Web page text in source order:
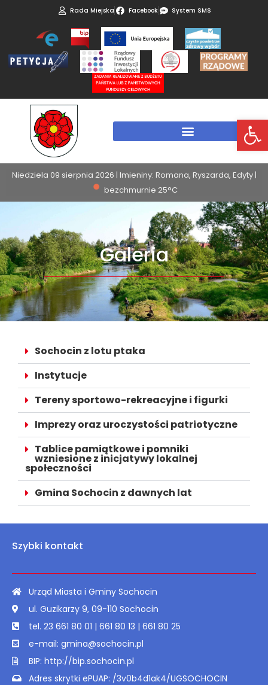
Rada Miejska Facebook System SMS
Niedziela 09 sierpnia 2026 | Imieniny: Romana, Ryszarda, Edyty |
bezchmurnie 25°C
Galeria
Sochocin z lotu ptaka
Instytucje
Tereny sportowo-rekreacyjne i figurki
Imprezy oraz uroczystości patriotyczne
Tablice pamiątkowe i pomniki
wzniesione z inicjatywy lokalnej
społeczności
Gmina Sochocin z dawnych lat
Szybki kontakt
Urząd Miasta i Gminy Sochocin
ul. Guzikarzy 9, 09-110 Sochocin
tel. 23 661 80 01 | 661 80 13 | 661 80 25
e-mail: gmina@sochocin.pl
BIP: http://bip.sochocin.pl
Adres skrytki ePUAP: /3v0b4d1ak4/UGSOCHOCIN